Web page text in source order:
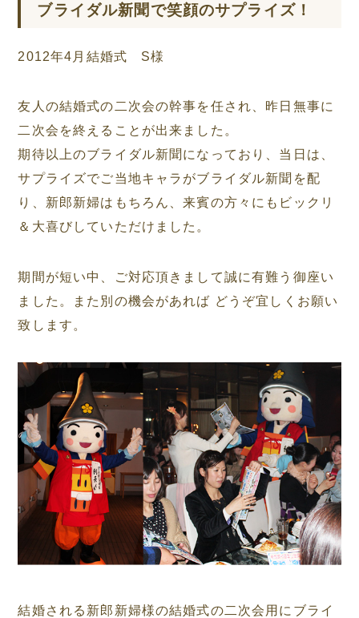
ブライダル新聞で笑顔のサプライズ！
2012年4月結婚式 S様
友人の結婚式の二次会の幹事を任され、昨日無事に
二次会を終えることが出来ました。
期待以上のブライダル新聞になっており、当日は、
サプライズでご当地キャラがブライダル新聞を配
り、新郎新婦はもちろん、来賓の方々にもビックリ
＆大喜びしていただけました。
期間が短い中、ご対応頂きまして誠に有難う御座い
ました。また別の機会があれば どうぞ宜しくお願い
致します。
結婚される新郎新婦様の結婚式の二次会用にブライ